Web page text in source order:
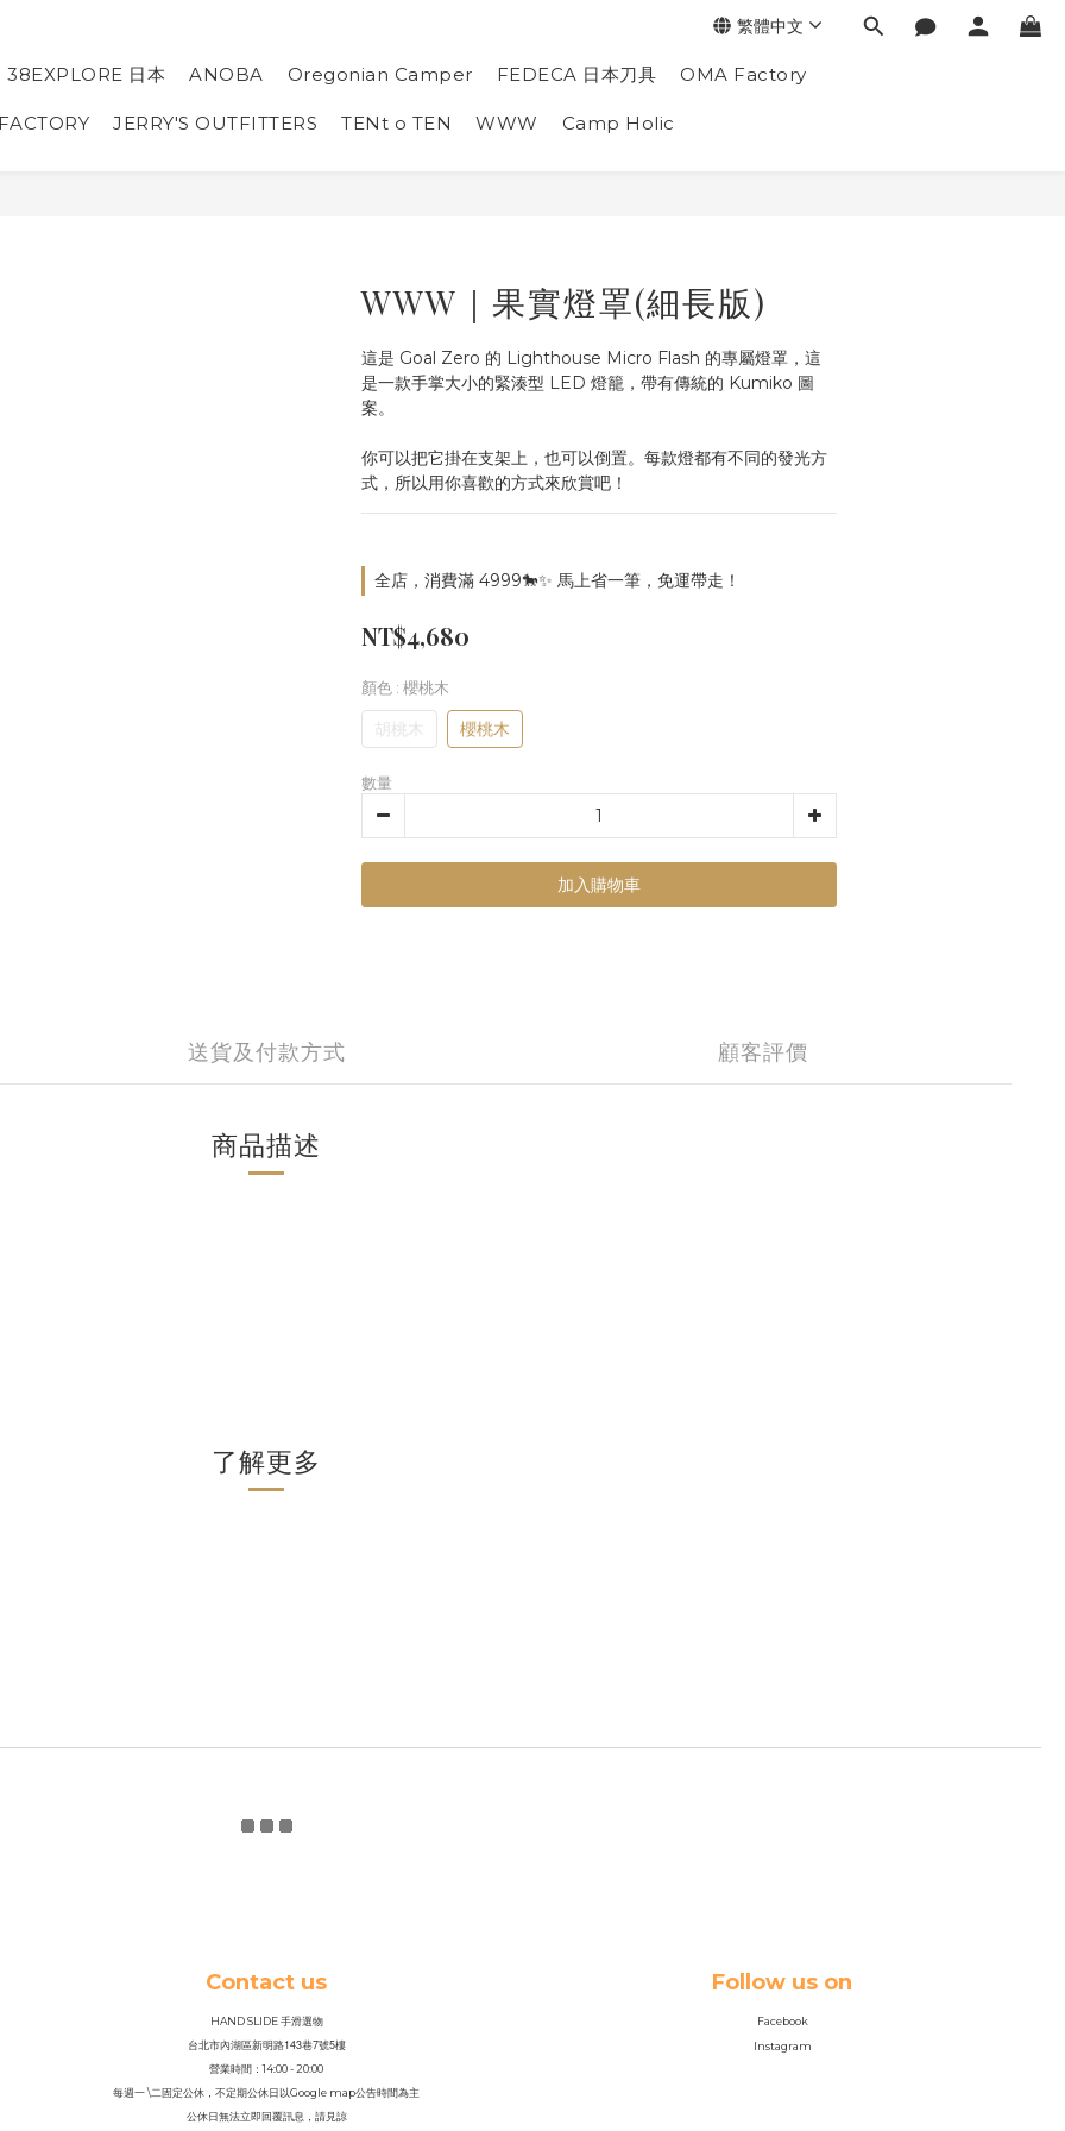
38EXPLORE 日本 ANOBA Oregonian Camper FEDECA 日本刀具 OMA Factory
JERRY'S OUTFITTERS TENt o TEN WWW Camp Holic
繁體中文
WWW｜果實燈罩(細長版)
這是 Goal Zero 的 Lighthouse Micro Flash 的專屬燈罩，這
是一款手掌大小的緊湊型 LED 燈籠，帶有傳統的 Kumiko 圖
案。
你可以把它掛在支架上，也可以倒置。每款燈都有不同的發光方
式，所以用你喜歡的方式來欣賞吧！
全店，消費滿 4999🐎✨ 馬上省一筆，免運帶走！
NT$4,680
顏色 : 櫻桃木
胡桃木 櫻桃木
數量
加入購物車
送貨及付款方式 顧客評價
商品描述
了解更多
Contact us
HAND SLIDE 手滑選物
台北市內湖區新明路143巷7號5樓
營業時間：14:00 - 20:00
每週一 \二固定公休，不定期公休日以Google map公告時間為主
公休日無法立即回覆訊息，請見諒
Follow us on
Facebook
Instagram